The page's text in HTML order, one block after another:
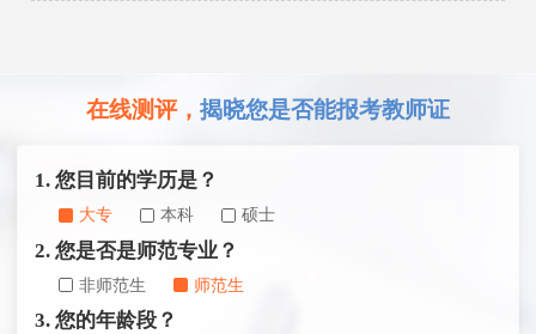
在线测评， 揭晓您是否能报考教师证
1. 您目前的学历是？
大专 本科 硕士
2. 您是否是师范专业？
非师范生 师范生
3. 您的年龄段？